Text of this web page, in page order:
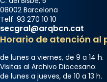
08002 Barcelona
Telf. 93 270 10 10
secgral@arqbcn.cat
Horario de atención al
de lunes a viernes, de 9 a 14 h.
Visitas al Archivo Diocesano:
de lunes a jueves, de 10 a 13 h.